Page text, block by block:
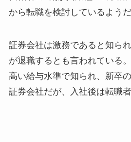
から転職を検討しているようだ
証券会社は激務であると知ら
が退職するとも言われている。
高い給与水準で知られ、新卒
証券会社だが、入社後は転職